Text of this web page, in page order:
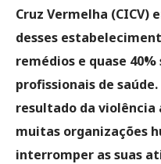
Cruz Vermelha (CICV)
desses
remédios e quase
profissionais de
resultado da violência
muitas organizações
interromper as suas